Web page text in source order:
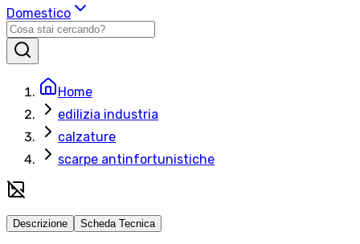
Domestico
Home
edilizia industria
calzature
scarpe antinfortunistiche
Descrizione Scheda Tecnica